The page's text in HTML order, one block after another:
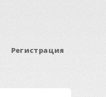
Регистрация